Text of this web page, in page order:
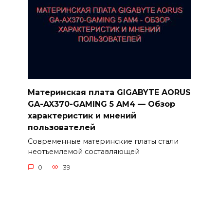
Материнская плата GIGABYTE AORUS
GA-AX370-GAMING 5 AM4 — Обзор
характеристик и мнений
пользователей
Современные материнские платы стали
неотъемлемой составляющей
0 39